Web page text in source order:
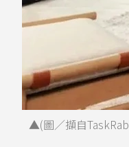
▲(圖／擷自